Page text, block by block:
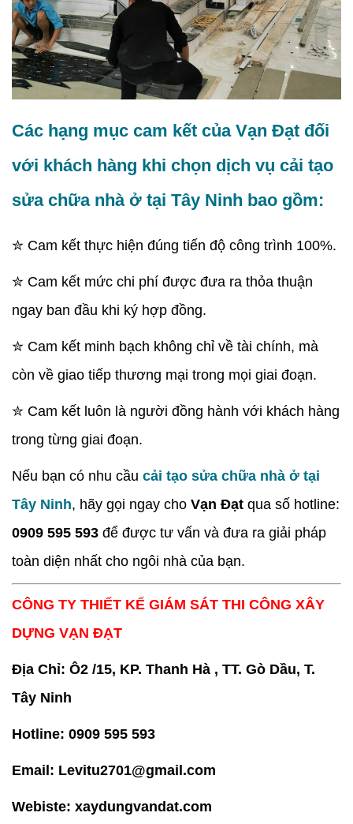
Các hạng mục cam kết của Vạn Đạt đối
với khách hàng khi chọn dịch vụ cải tạo
sửa chữa nhà ở tại Tây Ninh bao gồm:
✮ Cam kết thực hiện đúng tiến độ công trình 100%.
✮ Cam kết mức chi phí được đưa ra thỏa thuận
ngay ban đầu khi ký hợp đồng.
✮ Cam kết minh bạch không chỉ về tài chính, mà
còn về giao tiếp thương mại trong mọi giai đoạn.
✮ Cam kết luôn là người đồng hành với khách hàng
trong từng giai đoạn.
Nếu bạn có nhu cầu cải tạo sửa chữa nhà ở tại
Tây Ninh, hãy gọi ngay cho Vạn Đạt qua số hotline:
0909 595 593 để được tư vấn và đưa ra giải pháp
toàn diện nhất cho ngôi nhà của bạn.
CÔNG TY THIẾT KẾ GIÁM SÁT THI CÔNG XÂY
DỰNG VẠN ĐẠT
Địa Chỉ: Ô2 /15, KP. Thanh Hà , TT. Gò Dầu, T.
Tây Ninh
Hotline: 0909 595 593
Email: Levitu2701@gmail.com
Webiste: xaydungvandat.com